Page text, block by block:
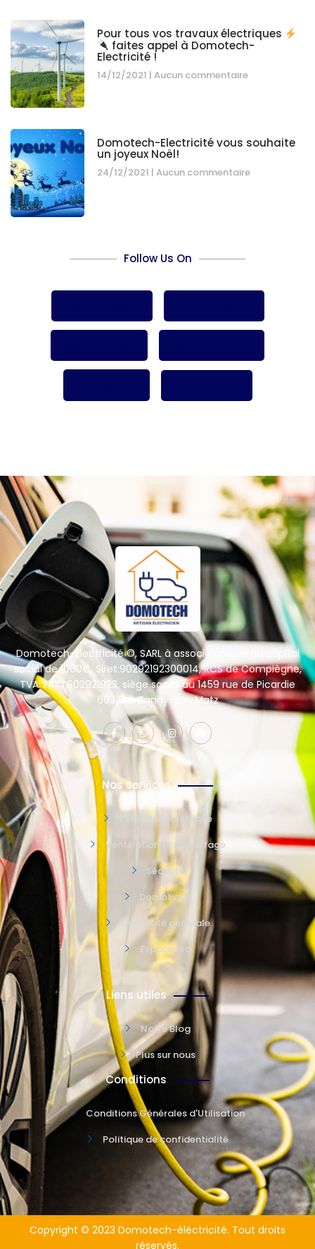
Pour tous vos travaux électriques
faites appel à Domotech-
Electricité !
14/12/2021 Aucun commentaire
Domotech-Electricité vous souhaite
un joyeux Noël!
24/12/2021 Aucun commentaire
Follow Us On
Domotech-Electricité ©, SARL à associé unique au capital
social de 1000€, Siret:90292192300014, RCS de Compiègne,
TVA: FR41 902921923, siège social au 1459 rue de Picardie
60310 à Canny-sur-Matz
Nos services
Vehicules électrique
Ventillation et Chauffage
Sécurité
Domotique
Electricité générale
Espace Pro
Liens utiles
Notre Blog
Plus sur nous
Conditions
Conditions Générales d'Utilisation
Politique de confidentialité
Copyright © 2023 Domotech-éléctricité. Tout droits
réservés.